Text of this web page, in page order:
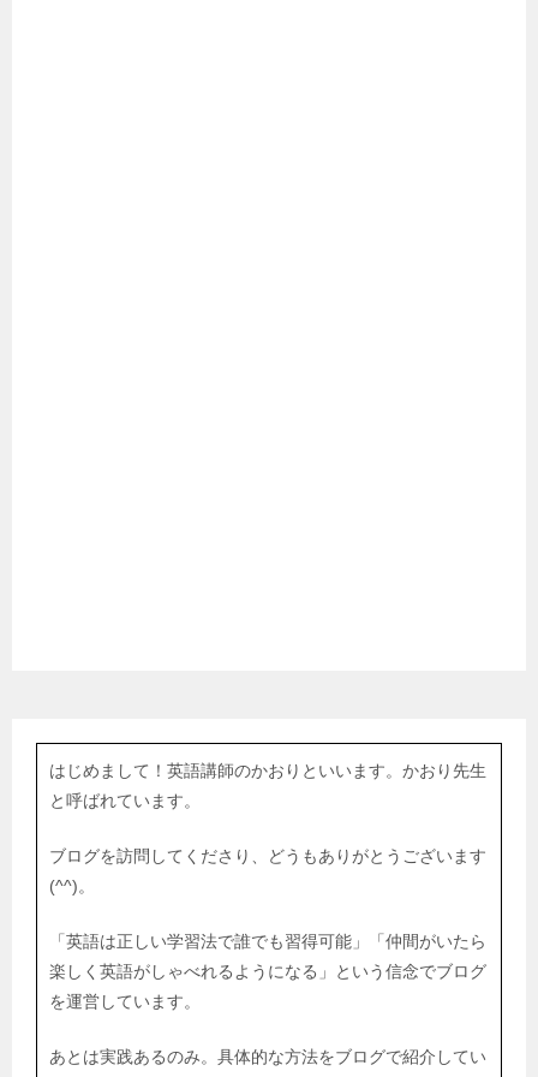
はじめまして！英語講師のかおりといいます。かおり先生
と呼ばれています。
ブログを訪問してくださり、どうもありがとうございます
(^^)。
「英語は正しい学習法で誰でも習得可能」「仲間がいたら
楽しく英語がしゃべれるようになる」という信念でブログ
を運営しています。
あとは実践あるのみ。具体的な方法をブログで紹介してい